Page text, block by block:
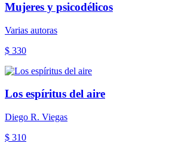
Mujeres y psicodélicos
Varias autoras
$ 330
Los espíritus del aire
Diego R. Viegas
$ 310